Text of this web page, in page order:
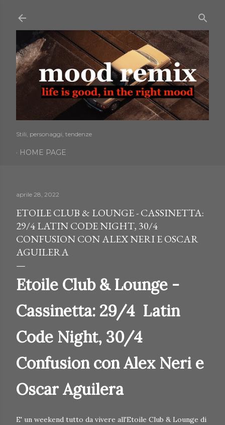
Stili, personaggi, tendenze
HOME PAGE
aprile 28, 2022
ETOILE CLUB & LOUNGE - CASSINETTA:
29/4 LATIN CODE NIGHT, 30/4
CONFUSION CON ALEX NERI E OSCAR
AGUILERA
Etoile Club & Lounge -
Cassinetta: 29/4 Latin
Code Night, 30/4
Confusion con Alex Neri e
Oscar Aguilera
E' un weekend tutto da vivere all'Etoile Club & Lounge di